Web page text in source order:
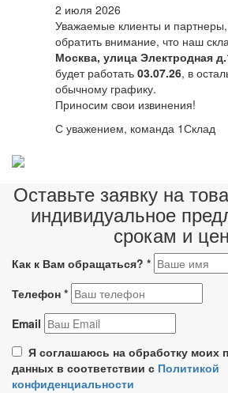
2 июля 2026
Уважаемые клиенты и
обратить внимание, что наш
Москва, улица Электродная
будет работать 03.07.26, в
обычному графику.
Приносим свои извинения!
С уважением, команда 1Склад
Оставьте заявку на
индивидуальное
срокам и
Как к Вам обращаться? *
Телефон *
Email
Я соглашаюсь на обработку моих
данных в соответствии с Политикой
конфиденциальности